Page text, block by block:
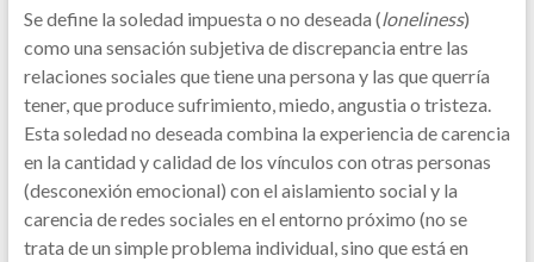
Se define la soledad impuesta o no deseada (loneliness)
como una sensación subjetiva de discrepancia entre las
relaciones sociales que tiene una persona y las que querría
tener, que produce sufrimiento, miedo, angustia o tristeza.
Esta soledad no deseada combina la experiencia de carencia
en la cantidad y calidad de los vínculos con otras personas
(desconexión emocional) con el aislamiento social y la
carencia de redes sociales en el entorno próximo (no se
trata de un simple problema individual, sino que está en